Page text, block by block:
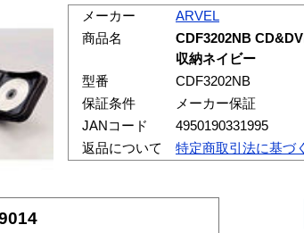
メーカー
ARVEL
商品名
CDF3202NB
収納ネイビー
型番
CDF3202NB
保証条件
メーカー保証
JANコード
4950190331995
返品について
特定商取引法に基づ